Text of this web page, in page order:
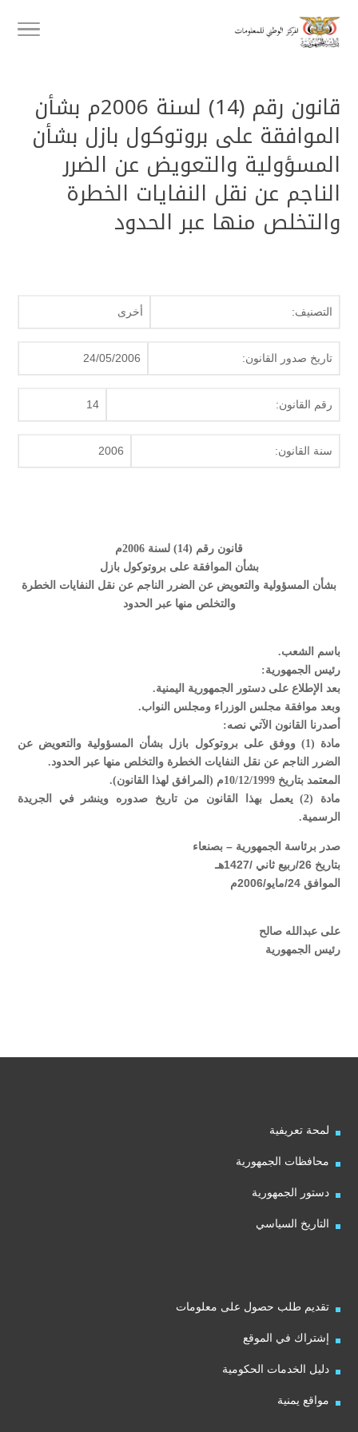
قانون رقم (14) لسنة 2006م بشأن
الموافقة على بروتوكول بازل بشأن
المسؤولية والتعويض عن الضرر
الناجم عن نقل النفايات الخطرة
والتخلص منها عبر الحدود
التصنيف: أخرى
تاريخ صدور القانون: 24/05/2006
رقم القانون: 14
سنة القانون: 2006
قانون رقم (14) لسنة 2006م
بشأن الموافقة على بروتوكول بازل
بشأن المسؤولية والتعويض عن الضرر الناجم عن نقل النفايات الخطرة
والتخلص منها عبر الحدود
باسم الشعب.
رئيس الجمهورية:
بعد الإطلاع على دستور الجمهورية اليمنية.
وبعد موافقة مجلس الوزراء ومجلس النواب.
أصدرنا القانون الآتي نصه:
مادة (1) ووفق على بروتوكول بازل بشأن المسؤولية والتعويض عن
الضرر الناجم عن نقل النفايات الخطرة والتخلص منها عبر الحدود.
المعتمد بتاريخ 10/12/1999م (المرافق لهذا القانون).
مادة (2) يعمل بهذا القانون من تاريخ صدوره وينشر في الجريدة
الرسمية.
صدر برئاسة الجمهورية – بصنعاء
بتاريخ 26/ربيع ثاني /1427هـ
الموافق 24/مايو/2006م
على عبدالله صالح
رئيس الجمهورية
لمحة تعريفية
محافظات الجمهورية
دستور الجمهورية
التاريخ السياسي
تقديم طلب حصول على معلومات
إشتراك في الموقع
دليل الخدمات الحكومية
مواقع يمنية